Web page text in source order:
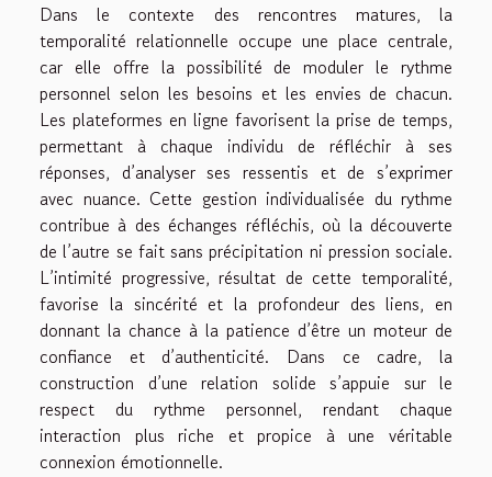
Dans le contexte des rencontres matures, la
temporalité relationnelle occupe une place centrale,
car elle offre la possibilité de moduler le rythme
personnel selon les besoins et les envies de chacun.
Les plateformes en ligne favorisent la prise de temps,
permettant à chaque individu de réfléchir à ses
réponses, d’analyser ses ressentis et de s’exprimer
avec nuance. Cette gestion individualisée du rythme
contribue à des échanges réfléchis, où la découverte
de l’autre se fait sans précipitation ni pression sociale.
L’intimité progressive, résultat de cette temporalité,
favorise la sincérité et la profondeur des liens, en
donnant la chance à la patience d’être un moteur de
confiance et d’authenticité. Dans ce cadre, la
construction d’une relation solide s’appuie sur le
respect du rythme personnel, rendant chaque
interaction plus riche et propice à une véritable
connexion émotionnelle.